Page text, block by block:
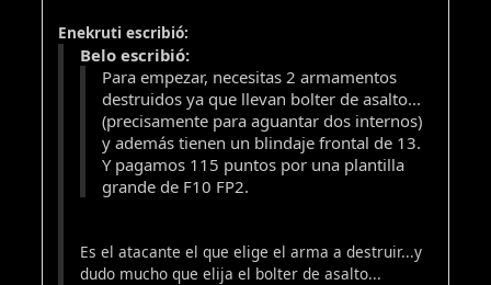
Enekruti escribió:
Belo escribió:
Para empezar, necesitas 2 armamentos
destruidos ya que llevan bolter de asalto...
(precisamente para aguantar dos internos)
y además tienen un blindaje frontal de 13.
Y pagamos 115 puntos por una plantilla
grande de F10 FP2.
Es el atacante el que elige el arma a destruir...y
dudo mucho que elija el bolter de asalto...